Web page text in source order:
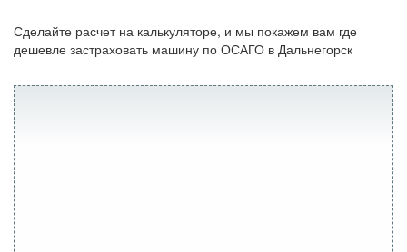
Сделайте расчет на калькуляторе, и мы покажем вам где
дешевле застраховать машину по ОСАГО в Дальнегорск